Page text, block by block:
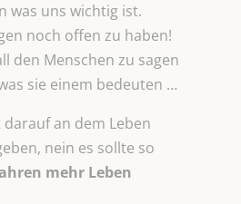
was uns wichtig ist.
noch offen zu haben!
den Menschen zu sagen
sie einem bedeuten …
an dem Leben
nein es sollte so
mehr Leben